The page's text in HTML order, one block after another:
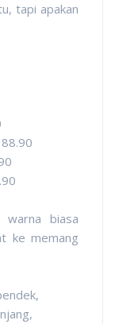
tapi apakan
biasa
ke memang